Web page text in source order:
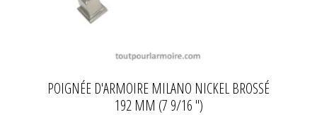
POIGNÉE D'ARMOIRE MILANO NICKEL BROSSÉ
192 MM (7 9/16 '')